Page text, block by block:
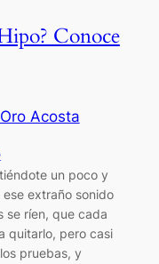
Conoce
Acosta
un poco y
extraño sonido
se ríen, que cada
quitarlo, pero casi
pruebas, y